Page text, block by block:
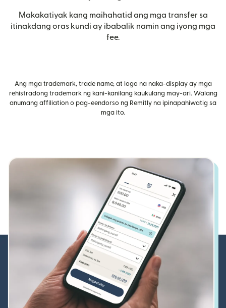
Makakatiyak kang maihahatid ang mga transfer sa
itinakdang oras kundi ay ibabalik namin ang iyong mga
fee.
Ang mga trademark, trade name, at logo na naka-display ay mga
rehistradong trademark ng kani-kanilang kaukulang may-ari. Walang
anumang affiliation o pag-eendorso ng Remitly na ipinapahiwatig sa
mga ito.